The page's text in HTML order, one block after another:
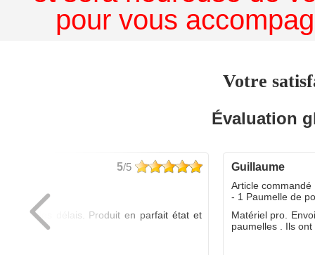
pour vous
Votre
Évaluation
5/5
dans les délais. Produit en parfait état et
guillaume
Article commandé
- 1 Paumelle de
Matériel pro.
paumelles . Ils ont